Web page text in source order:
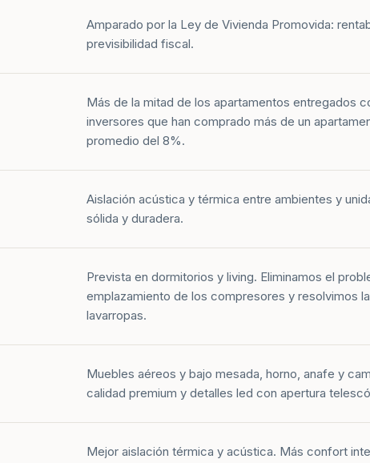
Amparado por la Ley de Vivienda Promovida:
previsibilidad fiscal.
Más de la mitad de los apartamentos entregados
inversores que han comprado más de un
promedio del 8%.
Aislación acústica y térmica entre ambientes y
sólida y duradera.
Prevista en dormitorios y living. Eliminamos el
emplazamiento de los compresores y resolvimos
lavarropas.
Muebles aéreos y bajo mesada, horno, anafe y
calidad premium y detalles led con apertura
Mejor aislación térmica y acústica. Más confort